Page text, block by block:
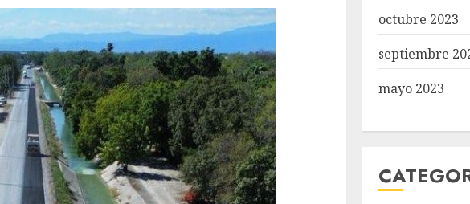
octubre 2023
septiembre
mayo 2023